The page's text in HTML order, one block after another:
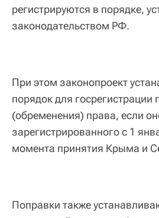
регистрируются в порядке,
законодательством РФ.
При этом законопроект
порядок для госрегистрации
(обременения) права, если
зарегистрированного с 1
момента принятия Крыма и
Поправки также